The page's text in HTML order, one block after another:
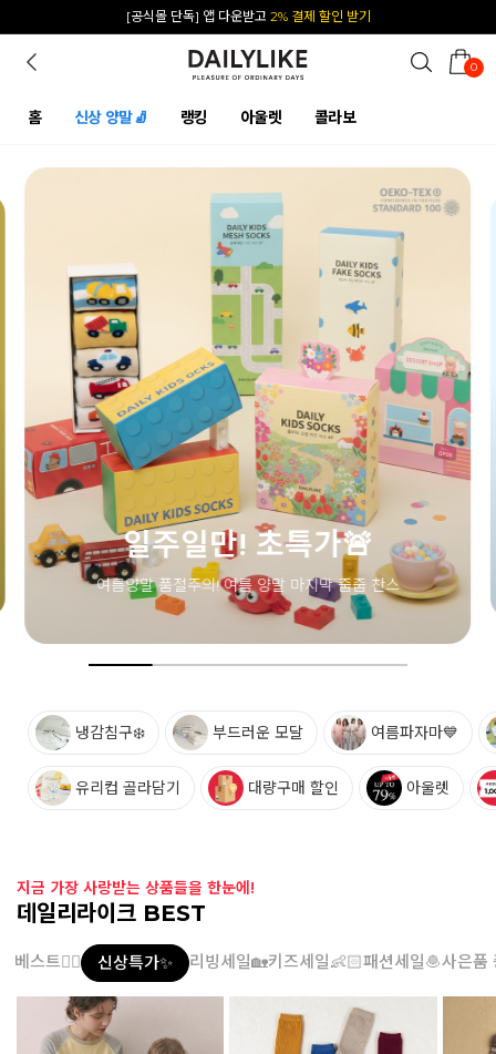
카카오 플친 추가하면1천원 즉시 할인 쿠폰
0
홈 신상 양말🧦 랭킹 아울렛 콜라보
냉감침구❄️ 부드러운 모달 여름파자마💙
유리컵 골라담기 대량구매 할인 아울렛
지금 가장 사랑받는 상품들을 한눈에!
데일리라이크 BEST
베스트👍🏻 신상특가✨ 리빙세일🏡키즈세일👶🏻패션세일🧆사은품